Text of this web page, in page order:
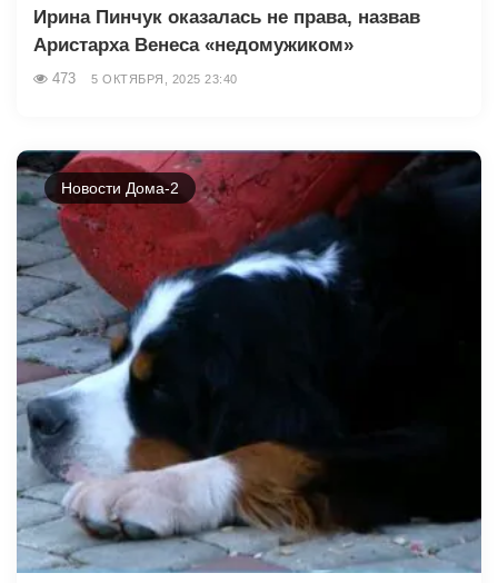
Ирина Пинчук оказалась не права, назвав
Аристарха Венеса «недомужиком»
473 5 ОКТЯБРЯ, 2025 23:40
Новости Дома-2